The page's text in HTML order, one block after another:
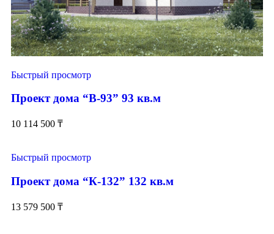
Быстрый просмотр
Проект дома “В-93” 93 кв.м
10 114 500 ₸
Быстрый просмотр
Проект дома “К-132” 132 кв.м
13 579 500 ₸